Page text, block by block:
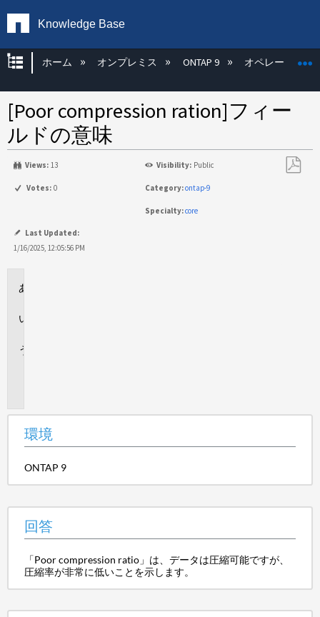
Knowledge Base
グローバル階層を展開/折りたたむ
ホーム オンプレミス ONTAP 9 オペレーティン
[Poor compression ration]フィー
ルドの意味
Views: 13 Visibility: Public
Votes: 0 Category:ontap-9
Specialty:core
Last Updated:
1/16/2025, 12:05:56 PM
環境
ONTAP 9
回答
「Poor compression ratio」は、データは圧縮可能ですが、
圧縮率が非常に低いことを示します。